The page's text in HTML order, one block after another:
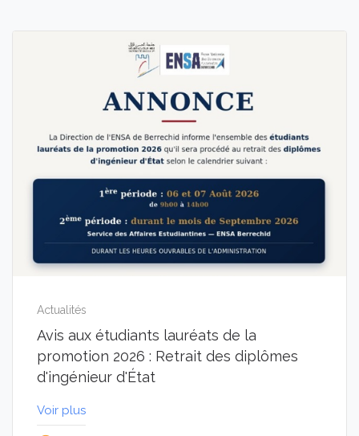
Actualités
Avis aux étudiants lauréats de la
promotion 2026 : Retrait des diplômes
d'ingénieur d'État
Voir plus